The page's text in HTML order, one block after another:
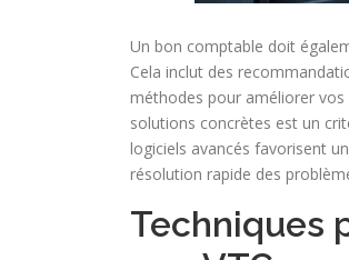
Un bon comptable doit
Cela inclut des
méthodes pour améliorer
solutions concrètes est un
logiciels avancés favorisent
résolution rapide des
Techniques